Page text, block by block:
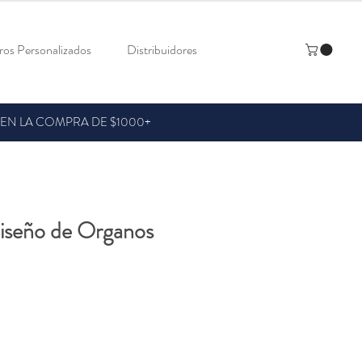
Personalizados Distribuidores
de Organos
LA COMPRA DE $1000+